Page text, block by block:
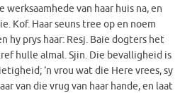
werksaamhede van haar huis na, en
Kof. Haar seuns tree op en noem
hy prys haar: Resj. Baie dogters het
hulle almal. Sjin. Die bevalligheid is
‘n vrou wat die Here vrees, sy
van die vrug van haar hande, en laat